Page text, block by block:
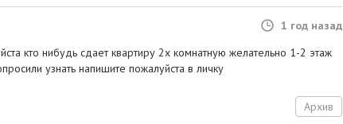
1 год назад
кто нибудь сдает квартиру 2х комнатную желательно 1-2 этаж
узнать напишите пожалуйста в личку
Архив